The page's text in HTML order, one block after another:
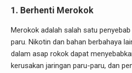
1. Berhenti Merokok
Merokok adalah salah satu
paru. Nikotin dan bahan berbahaya
dalam asap rokok dapat
kerusakan jaringan paru-paru, dan